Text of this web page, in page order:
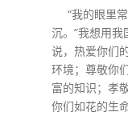
“我的眼里常
沉。”我想用
说，热爱你们
环境；尊敬你
富的知识；孝
你们如花的生